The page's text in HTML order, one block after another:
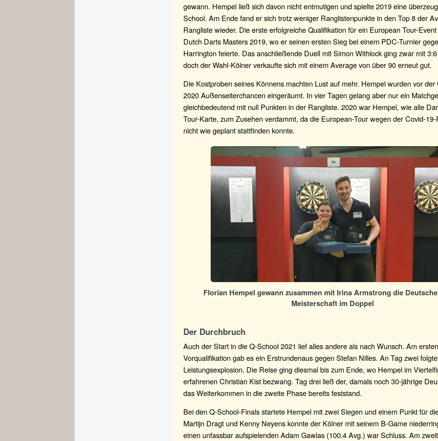
gewann. Hempel ließ sich davon nicht entmutigen und spielte 2019 eine
School. Am Ende fand er sich trotz weniger Ranglistenpunkte in den Top 8 der
Rangliste wieder. Die erste erfolgreiche Qualifikation für ein European Tour-
Dutch Darts Masters 2019, wo er seinen ersten Sieg bei einem PDC-Turnier
Harrington feierte. Das anschließende Duell mit Simon Withlock ging zwar mit
doch der Wahl-Kölner verkaufte sich mit einem Average von über 90 erneut gut.
Die Kostproben seines Könnens machten Lust auf mehr. Hempel wurden vor der
2020 Außenseiterchancen eingeräumt. In vier Tagen gelang aber nur ein
gleichbedeutend mit null Punkten in der Rangliste. 2020 war Hempel, wie alle
Tour-Karte, zum Zusehen verdammt, da die European-Tour wegen der Covid-
nicht wie geplant stattfinden konnte.
Florian Hempel gewann zusammen mit Irina Armstrong die
Meisterschaft im Doppel
Der Durchbruch
Auch der Start in die Q-School 2021 lief alles andere als nach Wunsch. Am
Vorqualifikation gab es ein Erstrundenaus gegen Stefan Nilles. An Tag zwei
Leistungsexplosion. Die Reise ging diesmal bis zum Ende, wo Hempel im
erfahrenen Christian Kist bezwang. Tag drei ließ der, damals noch 30-jährige
das Weiterkommen in die zweite Phase bereits feststand.
Bei den Q-School-Finals startete Hempel mit zwei Siegen und einem Punkt für
Martijn Dragt und Kenny Neyens konnte der Kölner mit seinem B-Game
einen unfassbar aufspielenden Adam Gawlas (100.4 Avg.) war Schluss. Am